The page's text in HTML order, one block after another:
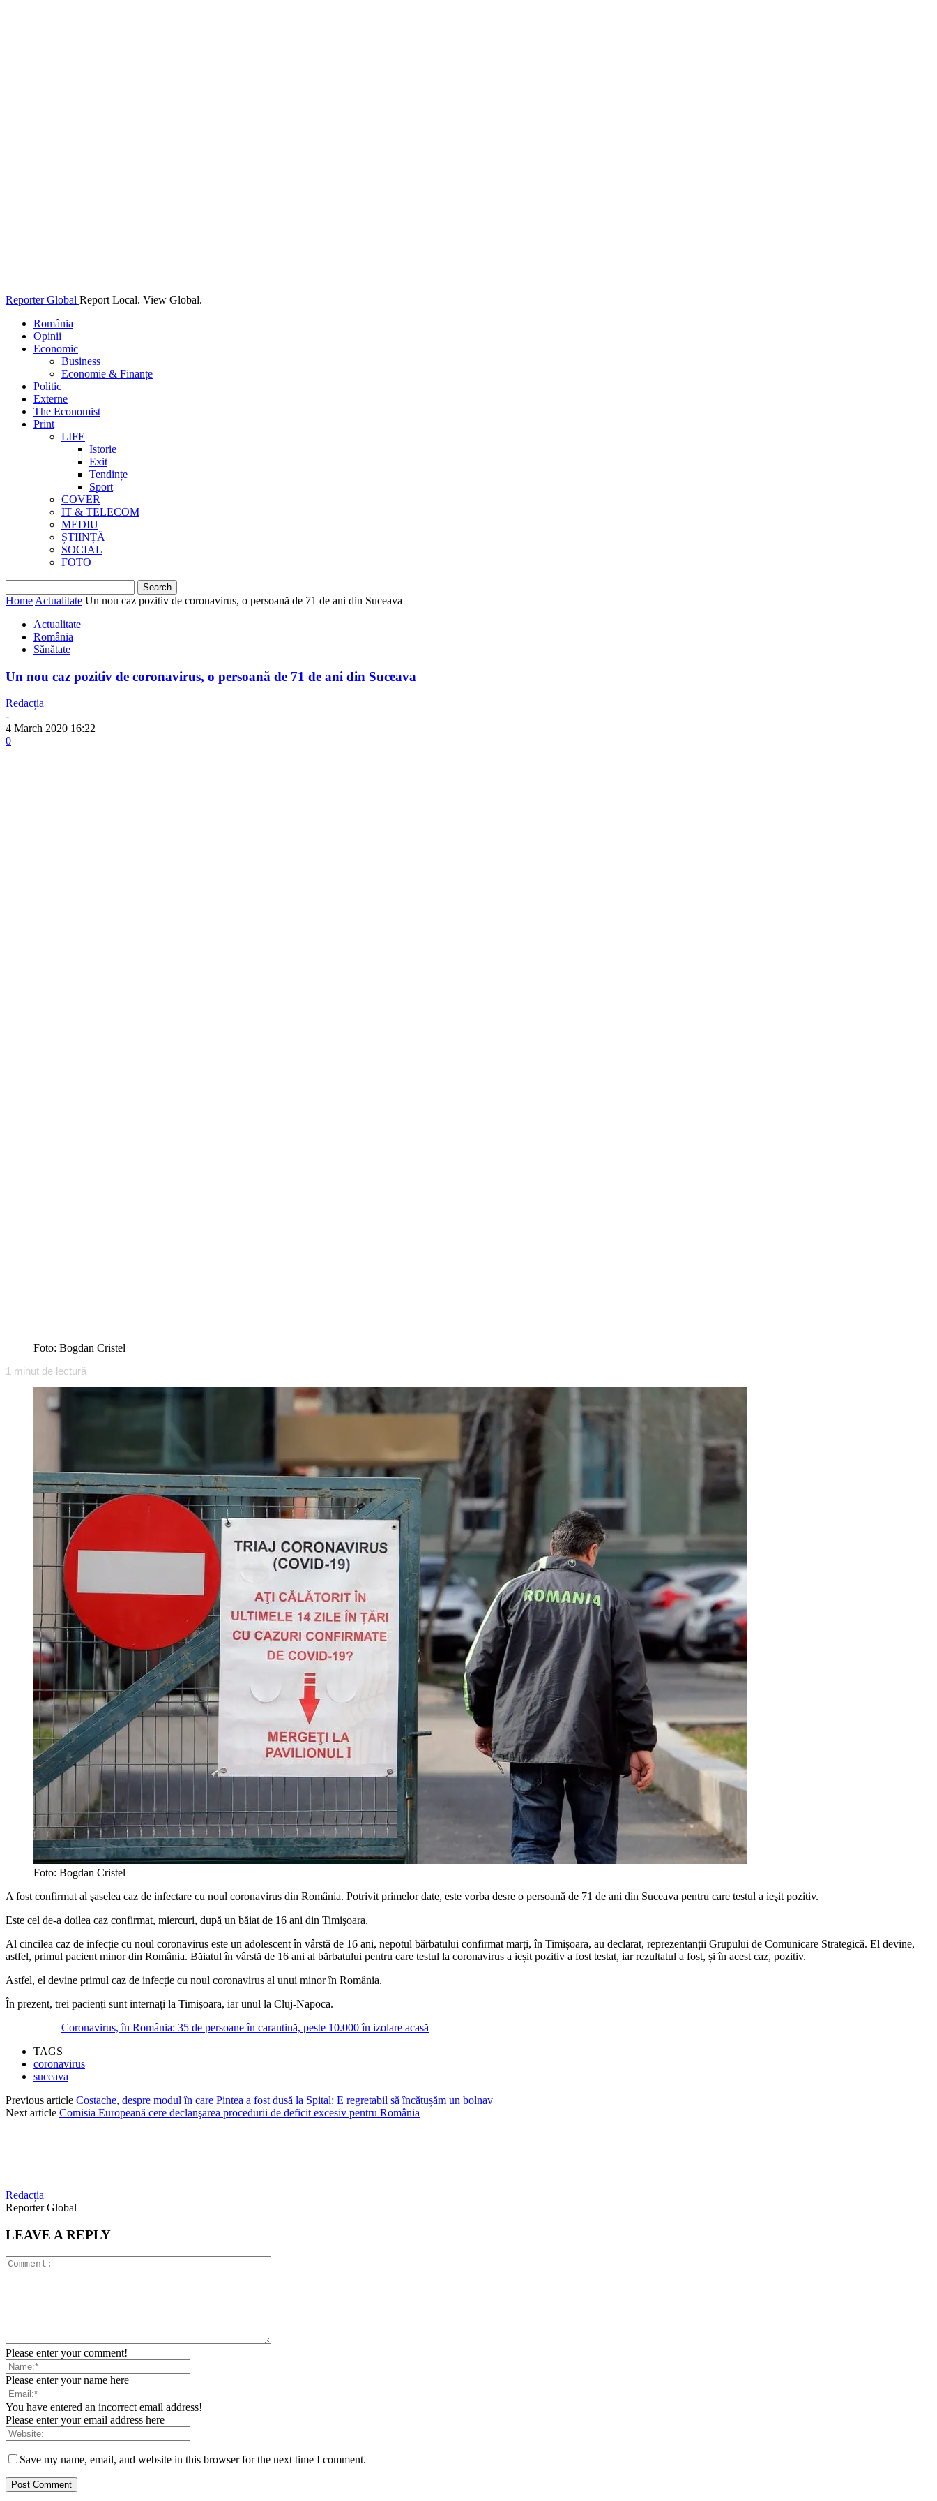
Reporter Global Report Local. View Global.
România
Opinii
Economic
Business
Economie & Finanțe
Politic
Externe
The Economist
Print
LIFE
Istorie
Exit
Tendințe
Sport
COVER
IT & TELECOM
MEDIU
ȘTIINȚĂ
SOCIAL
FOTO
Home Actualitate Un nou caz pozitiv de coronavirus, o persoană de 71 de ani din Suceava
Actualitate
România
Sănătate
Un nou caz pozitiv de coronavirus, o persoană de 71 de ani din Suceava
Redacția
-
4 March 2020 16:22
0
Foto: Bogdan Cristel
1 minut de lectură
Foto: Bogdan Cristel
A fost confirmat al şaselea caz de infectare cu noul coronavirus din România. Potrivit primelor date, este vorba desre o persoană de 71 de ani din Suceava pentru care testul a ieşit pozitiv.
Este cel de-a doilea caz confirmat, miercuri, după un băiat de 16 ani din Timişoara.
Al cincilea caz de infecție cu noul coronavirus este un adolescent în vârstă de 16 ani, nepotul bărbatului confirmat marți, în Timișoara, au declarat, reprezentanții Grupului de Comunicare Strategică. El devine,
astfel, primul pacient minor din România. Băiatul în vârstă de 16 ani al bărbatului pentru care testul la coronavirus a ieșit pozitiv a fost testat, iar rezultatul a fost, și în acest caz, pozitiv.
Astfel, el devine primul caz de infecție cu noul coronavirus al unui minor în România.
În prezent, trei pacienți sunt internați la Timișoara, iar unul la Cluj-Napoca.
Coronavirus, în România: 35 de persoane în carantină, peste 10.000 în izolare acasă
TAGS
coronavirus
suceava
Previous article Costache, despre modul în care Pintea a fost dusă la Spital: E regretabil să încătușăm un bolnav
Next article Comisia Europeană cere declanşarea procedurii de deficit excesiv pentru România
Redacția
Reporter Global
LEAVE A REPLY
Please enter your comment!
Please enter your name here
You have entered an incorrect email address!
Please enter your email address here
Save my name, email, and website in this browser for the next time I comment.